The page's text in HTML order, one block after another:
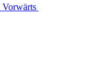
Vorwärts